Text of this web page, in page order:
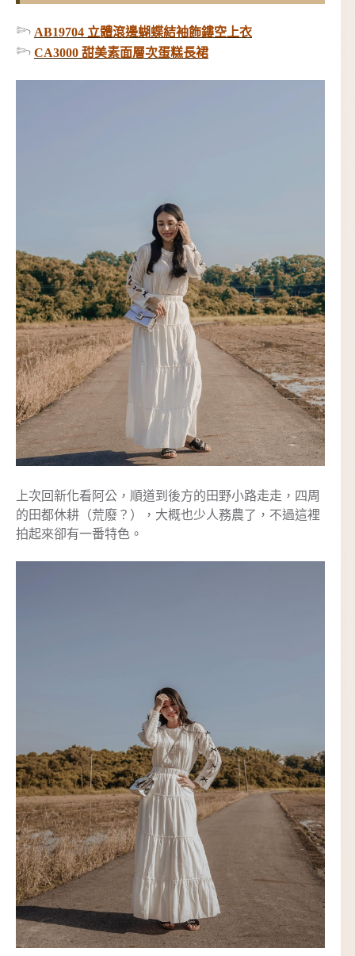
𓆸 AB19704 立體滾邊蝴蝶結袖飾鏤空上衣
𓆸 CA3000 甜美素面層次蛋糕長裙
上次回新化看阿公，順道到後方的田野小路走走，四周
的田都休耕（荒廢？），大概也少人務農了，不過這裡
拍起來卻有一番特色。